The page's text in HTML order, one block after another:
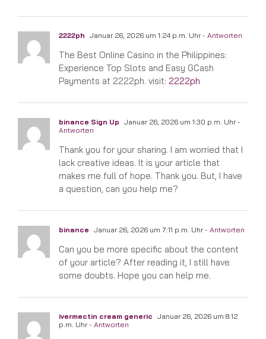
2222ph Januar 26, 2026 um 1:24 p.m. Uhr- Antworten
The Best Online Casino in the Philippines:
Experience Top Slots and Easy GCash
Payments at 2222ph. visit: 2222ph
binance Sign Up Januar 26, 2026 um 1:30 p.m. Uhr-
Antworten
Thank you for your sharing. I am worried that I
lack creative ideas. It is your article that
makes me full of hope. Thank you. But, I have
a question, can you help me?
binance Januar 26, 2026 um 7:11 p.m. Uhr- Antworten
Can you be more specific about the content
of your article? After reading it, I still have
some doubts. Hope you can help me.
ivermectin cream generic Januar 26, 2026 um 8:12
p.m. Uhr- Antworten